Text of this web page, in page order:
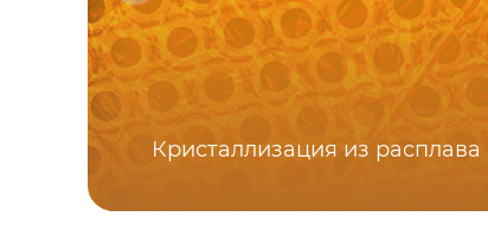
Кристаллизация из расплава